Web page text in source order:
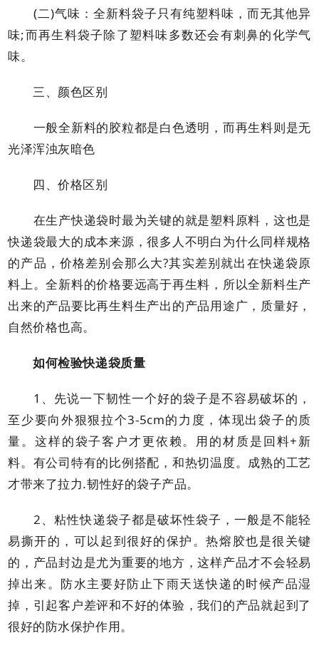
(二)气味：全新料袋子只有纯塑料味，而无其他异
味;而再生料袋子除了塑料味多数还会有刺鼻的化学气
味。
三、颜色区别
一般全新料的胶粒都是白色透明，而再生料则是无
光泽浑浊灰暗色
四、价格区别
在生产快递袋时最为关键的就是塑料原料，这也是
快递袋最大的成本来源，很多人不明白为什么同样规格
的产品，价格差别会那么大?其实差别就出在快递袋原
料上。全新料的价格要远高于再生料，所以全新料生产
出来的产品要比再生料生产出的产品用途广，质量好，
自然价格也高。
如何检验快递袋质量
1、先说一下韧性一个好的袋子是不容易破坏的，
至少要向外狠狠拉个3-5cm的力度，体现出袋子的质
量。这样的袋子客户才更依赖。用的材质是回料+新
料。有公司特有的比例搭配，和热切温度。成熟的工艺
才带来了拉力.韧性好的袋子产品。
2、粘性快递袋子都是破坏性袋子，一般是不能轻
易撕开的，可以起到很好的保护。热熔胶也是很关键
的，产品封边是尤为重要的地方，这样产品才不会轻易
掉出来。防水主要好防止下雨天送快递的时候产品湿
掉，引起客户差评和不好的体验，我们的产品就起到了
很好的防水保护作用。